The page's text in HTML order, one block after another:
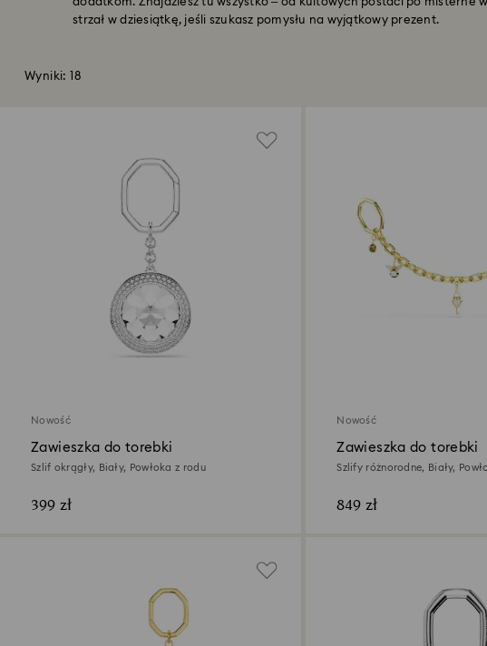
strzał w dziesiątkę, jeśli szukasz pomysłu na wyjątkowy prezent.
Wyniki: 18
Nowość
Zawieszka do torebki
Szlif okrągły, Biały, Powłoka z rodu
399 zł
Nowość
Zawieszka do torebki
Szlify różnorodne, Biały,
849 zł